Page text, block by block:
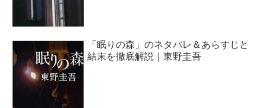
「眠りの森」のネタバレ＆あらすじと
結末を徹底解説｜東野圭吾